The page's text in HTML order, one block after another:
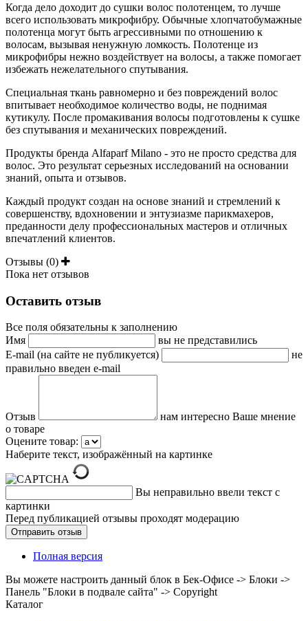
Когда дело доходит до сушки волос полотенцем, то лучше
всего использовать микрофибру. Обычные хлопчатобумажные
полотенца могут быть агрессивными по отношению к
волосам, вызывая ненужную ломкость. Полотенце из
микрофибры нежно воздействует на волосы, а также помогает
избежать нежелательного спутывания.
Специальная ткань равномерно и без повреждений волос
впитывает необходимое количество воды, не поднимая
кутикулу. После промакивания волосы подготовлены к сушке
без спутывания и механических повреждений.
Продукты бренда Alfaparf Milano - это не просто средства для
волос. Это результат серьезных исследований на основании
знаний, опыта и отзывов.
Каждый продукт создан на основе знаний и стремлений к
совершенству, вдохновении и энтузиазме парикмахеров,
преданности делу профессиональных мастеров и отличных
впечатлений клиентов.
Отзывы (0)
Пока нет отзывов
Оставить отзыв
Все поля обязательны к заполнению
Имя
вы не представились
E-mail (на сайте не публикуется)
не
правильно введен e-mail
Отзыв
нам интересно Ваше мнение
о товаре
Оцените товар:
Наберите текст, изображённый на картинке
Вы неправильно ввели текст с
картинки
Перед публикацией отзывы проходят модерацию
Полная версия
Вы можете настроить данный блок в Бек-Офисе -> Блоки ->
Панель "Блоки в подвале сайта" -> Copyright
Каталог